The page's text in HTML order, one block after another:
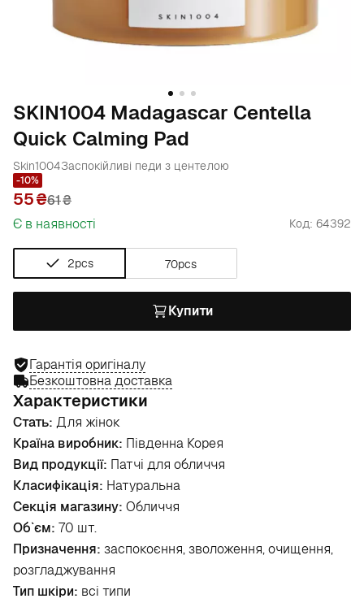
SKIN1004 Madagascar Centella
Quick Calming Pad
Skin1004Заспокійливі педи з центелою
-10%
55 61₴
Є в наявності
Код: 64392
2pcs 70pcs
Купити
Гарантія оригіналу
Безкоштовна доставка
Характеристики
Стать: Для жінок
Країна виробник: Південна Корея
Вид продукції: Патчі для обличчя
Класифікація: Натуральна
Секція магазину: Обличчя
Об`єм: 70 шт.
Призначення: заспокоєння, зволоження, очищення,
розгладжування
Тип шкіри: всі типи